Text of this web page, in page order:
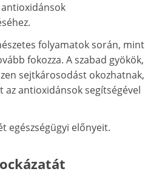
folyamatok során, mint
fokozza. A szabad gyökök,
sejtkárosodást okozhatnak,
az antioxidánsok segítségével
egészségügyi előnyeit.